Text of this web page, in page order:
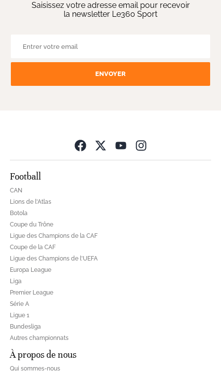
Saisissez votre adresse email pour recevoir
la newsletter Le360 Sport
ENVOYER
Football
CAN
Lions de l'Atlas
Botola
Coupe du Trône
Ligue des Champions de la CAF
Coupe de la CAF
Ligue des Champions de l'UEFA
Europa League
Liga
Premier League
Série A
Ligue 1
Bundesliga
Autres championnats
À propos de nous
Qui sommes-nous